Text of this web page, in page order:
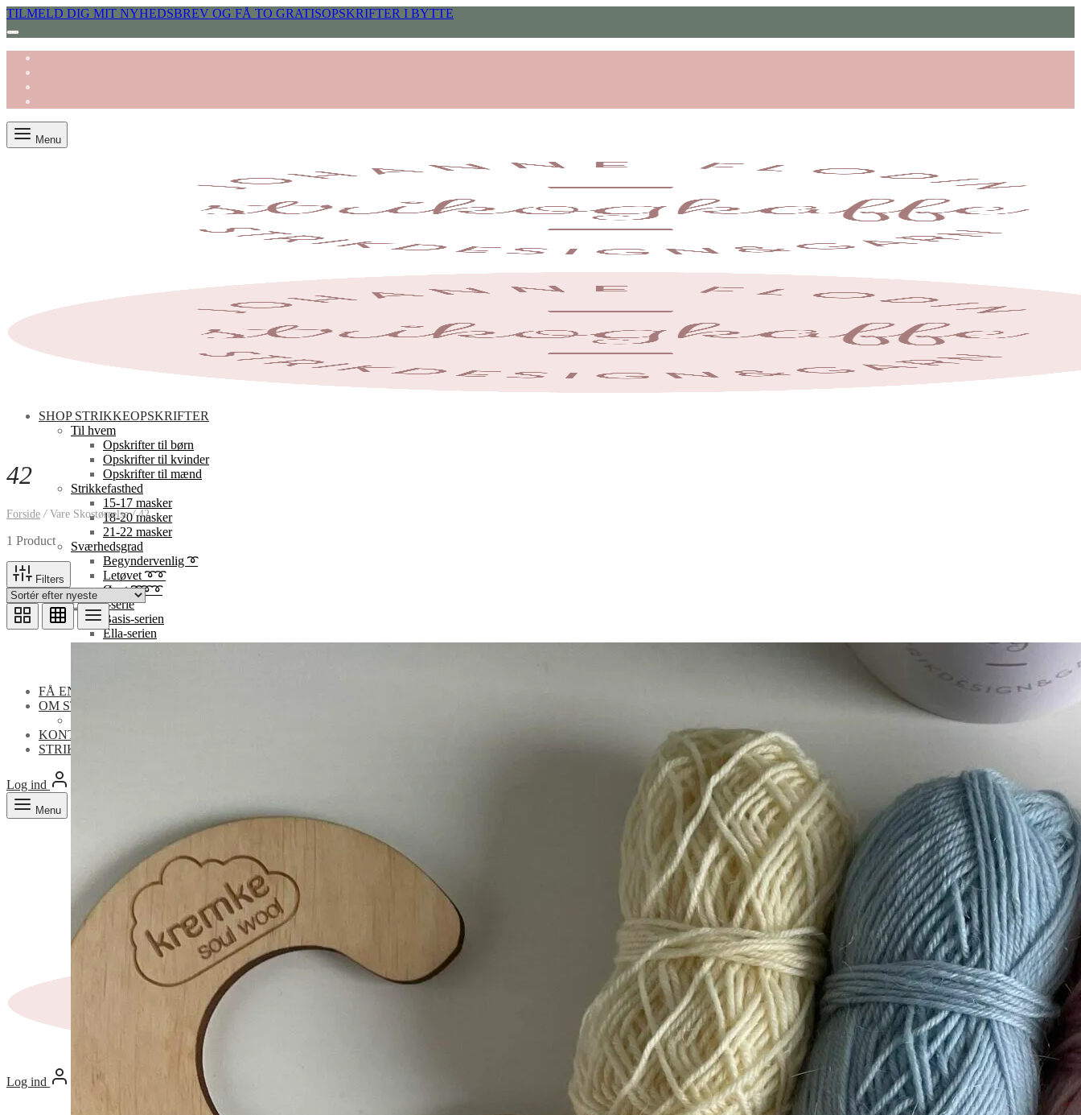
TILMELD DIG MIT NYHEDSBREV OG FÅ TO GRATISOPSKRIFTER I BYTTE
Menu
SHOP STRIKKEOPSKRIFTER
Til hvem
Opskrifter til børn
Opskrifter til kvinder
Opskrifter til mænd
Strikkefasthed
15-17 masker
18-20 masker
21-22 masker
Sværhedsgrad
Begyndervenlig ➰
Letøvet ➰➰
Øvet ➰➰➰
Design-serie
Basis-serien
Ella-serien
FÅ EN GRATISOPSKRIFT
OM STRIKOGKAFFE
KONTAKT
STRIKKETIPS & -TRICKS
Log ind
Menu
Log ind
42
Forside /Vare Skostørrelse/42
1 Product
Filters